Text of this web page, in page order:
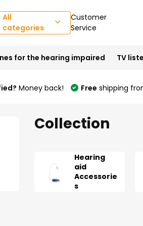
All
categories
Customer
Service
for the hearing impaired TV
Money back! Free shipping
Collection
Hearing
aid
Accessorie
s